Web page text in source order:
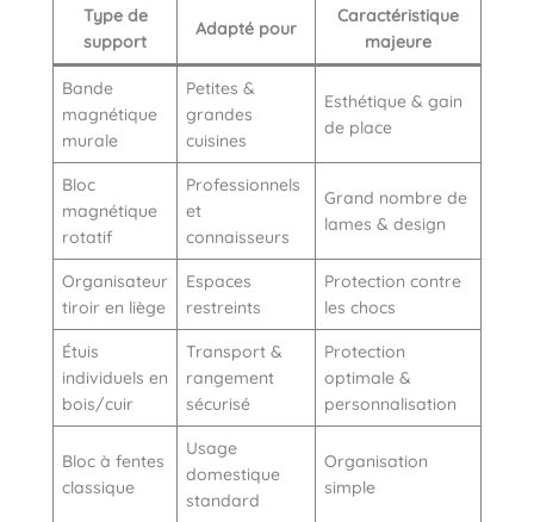
Type de
support
Adapté pour
Caractéristique
majeure
Bande
magnétique
murale
Petites &
grandes
cuisines
Esthétique & gain
de place
Bloc
magnétique
rotatif
Professionnels
et
connaisseurs
Grand nombre de
lames & design
Organisateur
tiroir en liège
Espaces
restreints
Protection contre
les chocs
Étuis
individuels en
bois/cuir
Transport &
rangement
sécurisé
Protection
optimale &
personnalisation
Bloc à fentes
classique
Usage
domestique
standard
Organisation
simple